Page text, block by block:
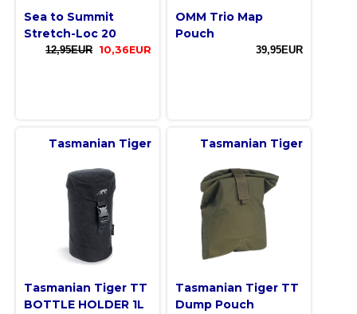
Sea to Summit
Stretch-Loc 20
12,95EUR 10,36EUR
OMM Trio Map
Pouch
39,95EUR
Tasmanian Tiger
Tasmanian Tiger TT
BOTTLE HOLDER 1L
Tasmanian Tiger
Tasmanian Tiger TT
Dump Pouch